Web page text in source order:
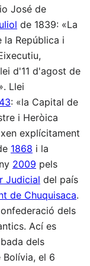
José de
de 1839: «La
la República i
d'11 d'agost de
Llei
: «la Capital de
i Heròica
explícitament
1868 i la
2009 pels
Judicial del país
de Chuquisaca.
dels
Ací es
dels
el 6